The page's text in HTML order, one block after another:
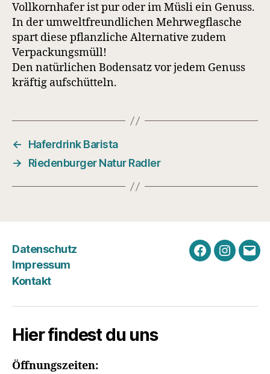
Vollkornhafer ist pur oder im Müsli ein Genuss.
In der umweltfreundlichen Mehrwegflasche
spart diese pflanzliche Alternative zudem
Verpackungsmüll!
Den natürlichen Bodensatz vor jedem Genuss
kräftig aufschütteln.
←
Haferdrink Barista
→
Riedenburger Natur Radler
Datenschutz
Impressum
Kontakt
FacebookE-
Hier findest du uns
Öffnungszeiten: